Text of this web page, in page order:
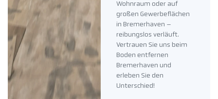
Wohnraum oder auf
großen Gewerbeflächen
in Bremerhaven –
reibungslos verläuft.
Vertrauen Sie uns beim
Boden entfernen
Bremerhaven und
erleben Sie den
Unterschied!